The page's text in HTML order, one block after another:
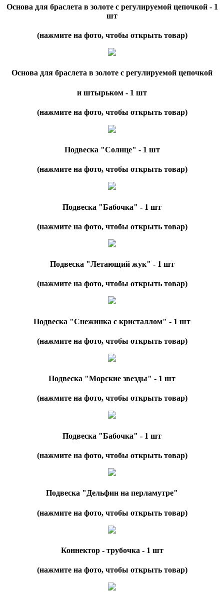
Основа для браслета в золоте с регулируемой цепочкой - 1
шт
(нажмите на фото, чтобы открыть товар)
Основа для браслета в золоте с регулируемой цепочкой
и штырьком - 1 шт
(нажмите на фото, чтобы открыть товар)
Подвеска "Солнце" - 1 шт
(нажмите на фото, чтобы открыть товар)
Подвеска "Бабочка" - 1 шт
(нажмите на фото, чтобы открыть товар)
Подвеска "Летающий жук" - 1 шт
(нажмите на фото, чтобы открыть товар)
Подвеска "Снежинка с кристаллом" - 1 шт
(нажмите на фото, чтобы открыть товар)
Подвеска "Морские звезды" - 1 шт
(нажмите на фото, чтобы открыть товар)
Подвеска "Бабочка" - 1 шт
(нажмите на фото, чтобы открыть товар)
Подвеска "Дельфин на перламутре"
(нажмите на фото, чтобы открыть товар)
Коннектор - трубочка - 1 шт
(нажмите на фото, чтобы открыть товар)